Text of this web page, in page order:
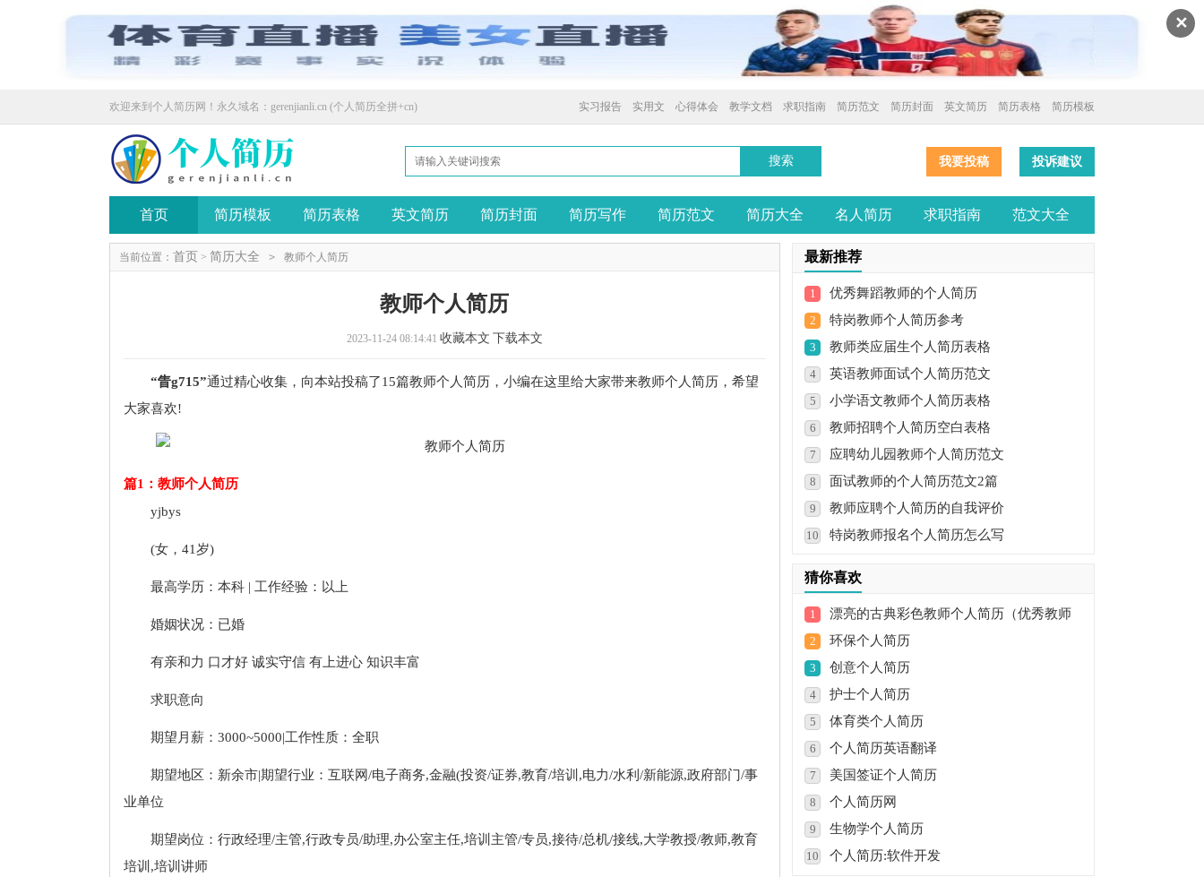
✕
欢迎来到个人简历网！永久域名：gerenjianli.cn (个人简历全拼+cn) 简历模板
简历表格
英文简历
简历封面
简历范文
求职指南
教学文档
心得体会
实用文
实习报告
我要投稿 投诉建议
首页 简历模板 简历表格 英文简历 简历封面 简历写作 简历范文 简历大全 名人简历 求职指南 范文大全
当前位置： 首页 > 简历大全 > 教师个人简历
教师个人简历
2023-11-24 08:14:41 收藏本文 下载本文
“眚g715”通过精心收集，向本站投稿了15篇教师个人简历，小编在这里给大家带来教师个人简历，希望
大家喜欢!
篇1：教师个人简历
yjbys
(女，41岁)
最高学历：本科 | 工作经验：以上
婚姻状况：已婚
有亲和力 口才好 诚实守信 有上进心 知识丰富
求职意向
期望月薪：3000~5000|工作性质：全职
期望地区：新余市|期望行业：互联网/电子商务,金融(投资/证券,教育/培训,电力/水利/新能源,政府部门/事
业单位
期望岗位：行政经理/主管,行政专员/助理,办公室主任,培训主管/专员,接待/总机/接线,大学教授/教师,教育
培训,培训讲师
最新推荐
1 优秀舞蹈教师的个人简历
2 特岗教师个人简历参考
3 教师类应届生个人简历表格
4 英语教师面试个人简历范文
5 小学语文教师个人简历表格
6 教师招聘个人简历空白表格
7 应聘幼儿园教师个人简历范文
8 面试教师的个人简历范文2篇
9 教师应聘个人简历的自我评价
10 特岗教师报名个人简历怎么写
猜你喜欢
1
漂亮的古典彩色教师个人简历（优秀教师
个人简历范文）
2 环保个人简历
3 创意个人简历
4 护士个人简历
5 体育类个人简历
6 个人简历英语翻译
7 美国签证个人简历
8 个人简历网
9 生物学个人简历
10 个人简历:软件开发